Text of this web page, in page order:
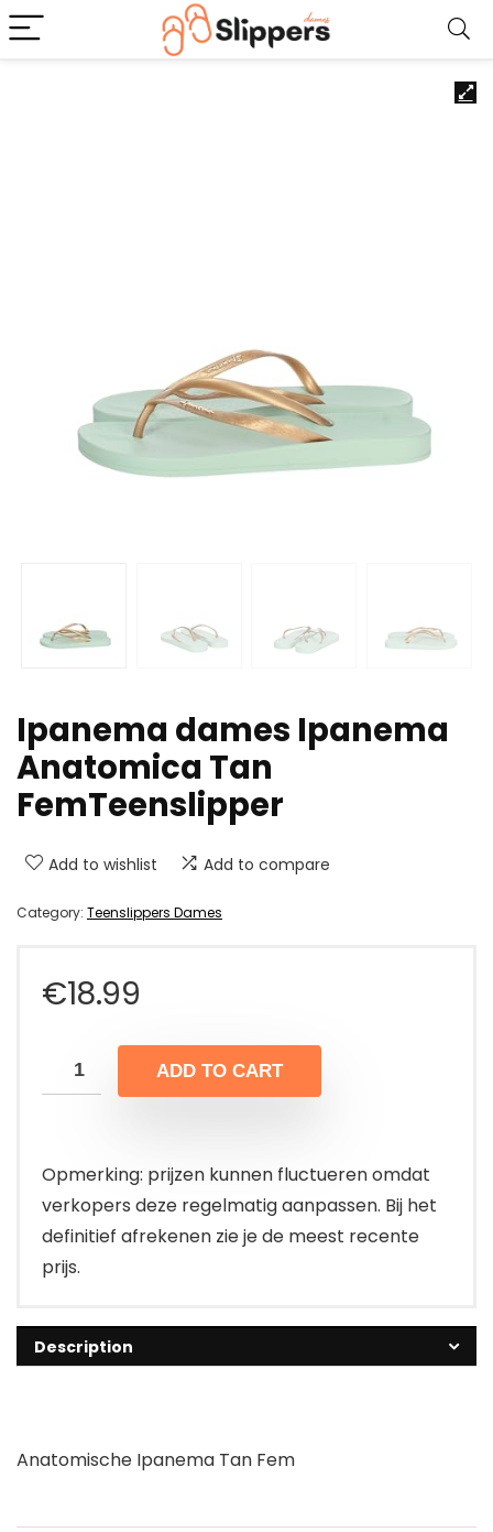
Ipanema dames Ipanema
Anatomica Tan
FemTeenslipper
Add to wishlist Add to compare
Category: Teenslippers Dames
€18.99
ADD TO CART
Opmerking: prijzen kunnen fluctueren omdat
verkopers deze regelmatig aanpassen. Bij het
definitief afrekenen zie je de meest recente
prijs.
Description
Anatomische Ipanema Tan Fem